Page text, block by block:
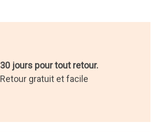
30 jours pour tout retour.
Retour gratuit et facile